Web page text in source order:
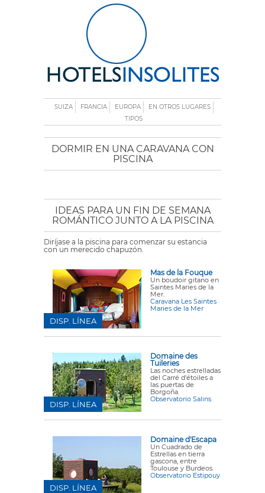
SUIZA FRANCIA EUROPA
EN OTROS LUGARES
TIPOS
DORMIR EN UNA CARAVANA CON
PISCINA
IDEAS PARA UN FIN DE SEMANA
ROMÁNTICO JUNTO A LA PISCINA
Diríjase a la piscina para comenzar su estancia
con un merecido chapuzón.
Mas de la Fouque
Un boudoir gitano en
Saintes Maries de la
Mer.
Caravana Les Saintes
Maries de la Mer
DISP. LÍNEA
Domaine des
Tuileries
Las noches estrelladas
del Carré d'étoiles a
las puertas de
Borgoña.
Observatorio Salins
DISP. LÍNEA
Domaine d'Escapa
Un Cuadrado de
Estrellas en tierra
gascona, entre
Toulouse y Burdeos.
Observatorio Estipouy
DISP. LÍNEA